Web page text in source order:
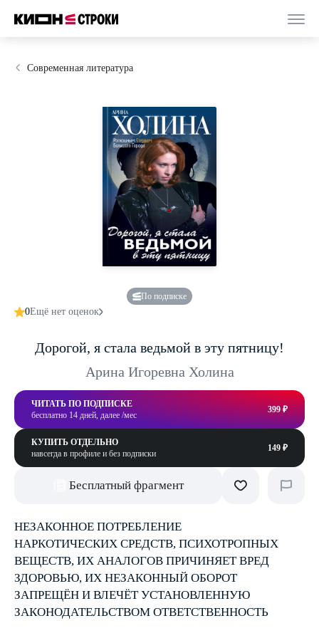
Современная литература
По подписке
0Ещё нет оценок
Дорогой, я стала ведьмой в эту пятницу!
Арина Игоревна Холина
ЧИТАТЬ ПО ПОДПИСКЕ
бесплатно 14 дней, далее /мес
399 ₽
КУПИТЬ ОТДЕЛЬНО
навсегда в профиле и без подписки
149 ₽
Бесплатный фрагмент
НЕЗАКОННОЕ ПОТРЕБЛЕНИЕ
НАРКОТИЧЕСКИХ СРЕДСТВ, ПСИХОТРОПНЫХ
ВЕЩЕСТВ, ИХ АНАЛОГОВ ПРИЧИНЯЕТ ВРЕД
ЗДОРОВЬЮ, ИХ НЕЗАКОННЫЙ ОБОРОТ
ЗАПРЕЩЁН И ВЛЕЧЁТ УСТАНОВЛЕННУЮ
ЗАКОНОДАТЕЛЬСТВОМ ОТВЕТСТВЕННОСТЬ